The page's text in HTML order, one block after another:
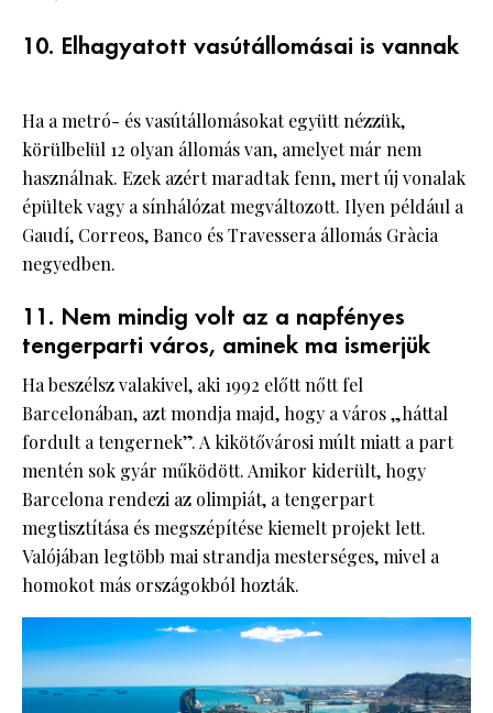
10. Elhagyatott vasútállomásai is vannak
Ha a metró- és vasútállomásokat együtt nézzük,
körülbelül 12 olyan állomás van, amelyet már nem
használnak. Ezek azért maradtak fenn, mert új vonalak
épültek vagy a sínhálózat megváltozott. Ilyen például a
Gaudí, Correos, Banco és Travessera állomás Gràcia
negyedben.
11. Nem mindig volt az a napfényes
tengerparti város, aminek ma ismerjük
Ha beszélsz valakivel, aki 1992 előtt nőtt fel
Barcelonában, azt mondja majd, hogy a város „háttal
fordult a tengernek”. A kikötővárosi múlt miatt a part
mentén sok gyár működött. Amikor kiderült, hogy
Barcelona rendezi az olimpiát, a tengerpart
megtisztítása és megszépítése kiemelt projekt lett.
Valójában legtöbb mai strandja mesterséges, mivel a
homokot más országokból hozták.